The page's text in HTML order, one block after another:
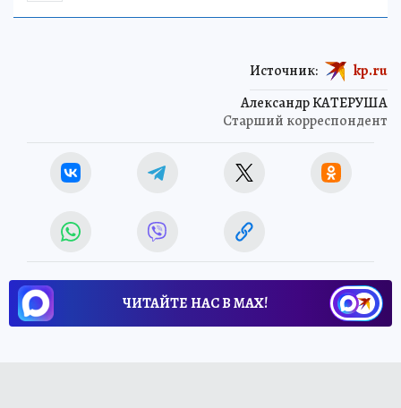
Александр КАТЕРУША
Старший корреспондент
Источник: kp.ru
ЧИТАЙТЕ НАС В МАХ!